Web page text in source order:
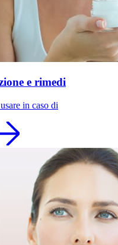
e rimedi
in caso di